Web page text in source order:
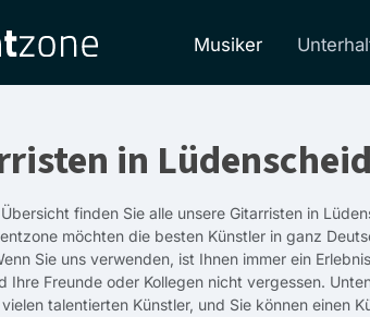
Musiker
in Lüdenscheid
finden Sie alle unsere Gitarristen in
möchten die besten Künstler in ganz
Sie uns verwenden, ist Ihnen immer ein
Ihre Freunde oder Kollegen nicht vergessen.
talentierten Künstler, und Sie können einen